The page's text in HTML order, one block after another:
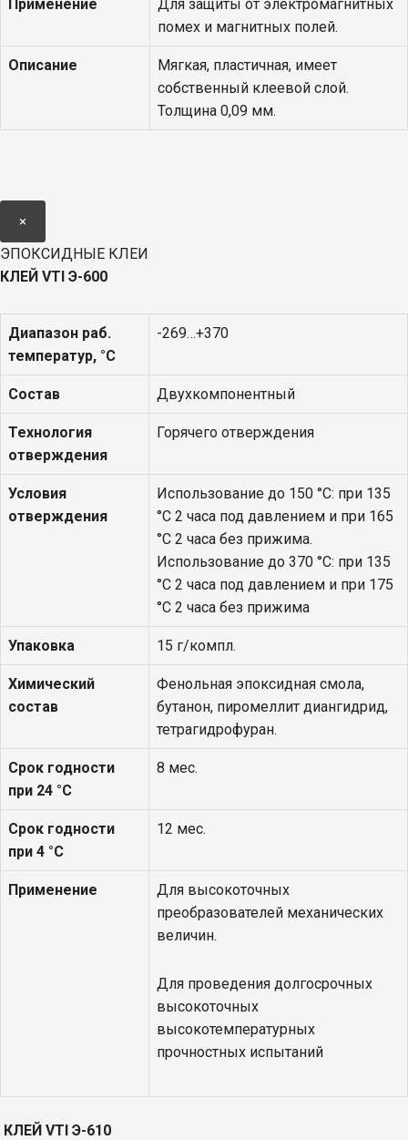
Применение
Для защиты от электромагнитных
помех и магнитных полей.
Описание
Мягкая, пластичная, имеет
собственный клеевой слой.
Толщина 0,09 мм.
×
ЭПОКСИДНЫЕ КЛЕИ
КЛЕЙ VTI Э-600
Диапазон раб.
температур, °С
-269…+370
Состав Двухкомпонентный
Технология
отверждения
Горячего отверждения
Условия
отверждения
Использование до 150 °С: при 135
°С 2 часа под давлением и при 165
°С 2 часа без прижима.
Использование до 370 °С: при 135
°С 2 часа под давлением и при 175
°С 2 часа без прижима
Упаковка 15 г/компл.
Химический
состав
Фенольная эпоксидная смола,
бутанон, пиромеллит диангидрид,
тетрагидрофуран.
Срок годности
при 24 °С
8 мес.
Срок годности
при 4 °С
12 мес.
Применение
Для высокоточных
преобразователей механических
величин.
Для проведения долгосрочных
высокоточных
высокотемпературных
прочностных испытаний
КЛЕЙ VTI Э-610